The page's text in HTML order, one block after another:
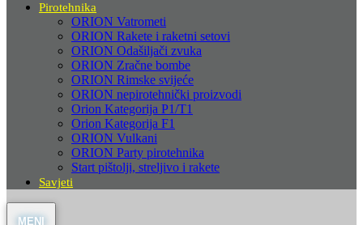
Pirotehnika
ORION Vatrometi
ORION Rakete i raketni setovi
ORION Odašiljači zvuka
ORION Zračne bombe
ORION Rimske svijeće
ORION nepirotehnički proizvodi
Orion Kategorija P1/T1
Orion Kategorija F1
ORION Vulkani
ORION Party pirotehnika
Start pištolji, streljivo i rakete
Savjeti